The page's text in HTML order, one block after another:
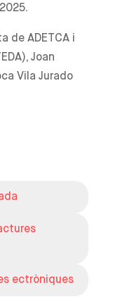
de ADETCA i
Joan
Vila Jurado
ectròniques